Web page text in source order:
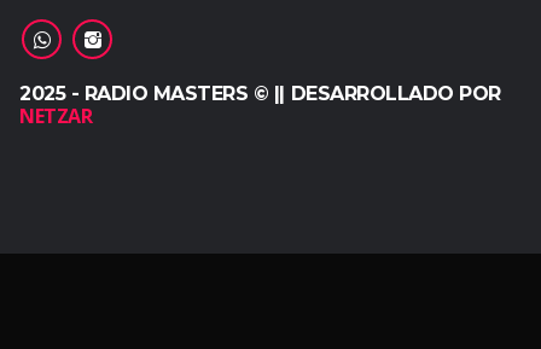
2025 - RADIO MASTERS © || DESARROLLADO POR
NETZAR